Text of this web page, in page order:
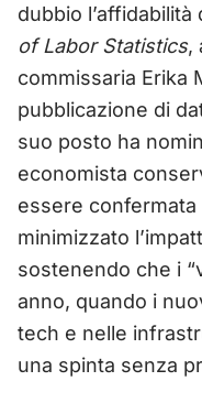
dubbio
of Labor Statistics,
commissaria Erika
pubblicazione di
suo posto ha
economista
essere confermata
minimizzato
sostenendo che i
anno, quando i
tech e nelle
una spinta senza